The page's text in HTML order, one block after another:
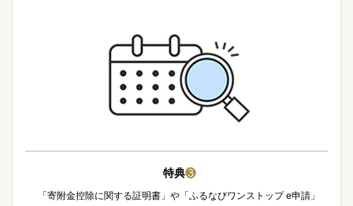
特典❸
「寄附金控除に関する証明書」や「ふるなびワンストップ e申請」